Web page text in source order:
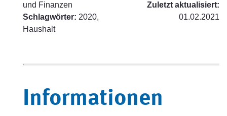
und Finanzen
Schlagwörter: 2020,
Haushalt
Zuletzt aktualisiert:
01.02.2021
Informationen